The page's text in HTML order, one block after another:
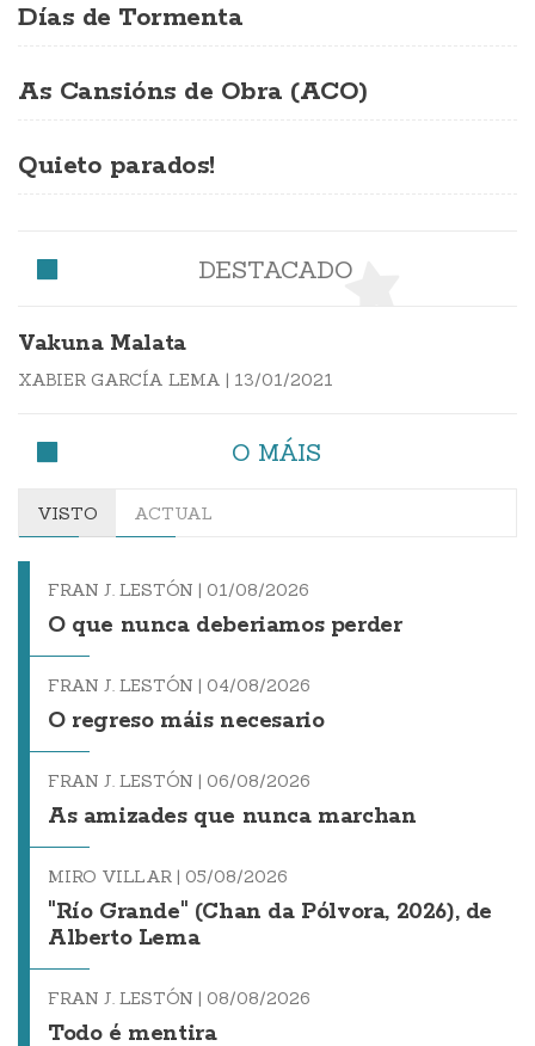
Días de Tormenta
As Cansións de Obra (ACO)
Quieto parados!
DESTACADO
Vakuna Malata
XABIER GARCÍA LEMA | 13/01/2021
O MÁIS
VISTO ACTUAL
FRAN J. LESTÓN | 01/08/2026
O que nunca deberiamos perder
FRAN J. LESTÓN | 04/08/2026
O regreso máis necesario
FRAN J. LESTÓN | 06/08/2026
As amizades que nunca marchan
MIRO VILLAR | 05/08/2026
"Río Grande" (Chan da Pólvora, 2026), de
Alberto Lema
FRAN J. LESTÓN | 08/08/2026
Todo é mentira